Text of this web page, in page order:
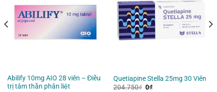
Abilify 10mg AIO 28 viên – Điều
trị tâm thần phân liệt
Quetiapine Stella 25mg 30 Viên
204.750₫ Giá
0₫Giá